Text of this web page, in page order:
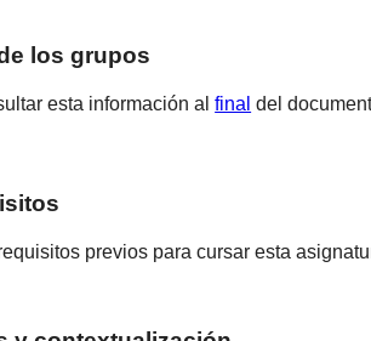
los grupos
esta información alfinal del
previos para cursar esta